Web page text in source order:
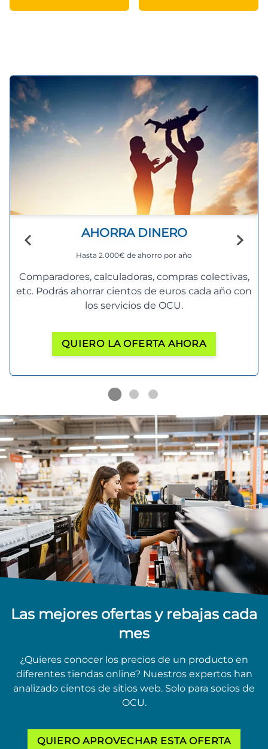
AHORRA DINERO
Hasta 2.000€ de ahorro por año
Comparadores, calculadoras, compras colectivas,
etc. Podrás ahorrar cientos de euros cada año con
los servicios de OCU.
QUIERO LA OFERTA AHORA
Las mejores ofertas y rebajas cada
mes
¿Quieres conocer los precios de un producto en
diferentes tiendas online? Nuestros expertos han
analizado cientos de sitios web. Solo para socios de
OCU.
QUIERO APROVECHAR ESTA OFERTA